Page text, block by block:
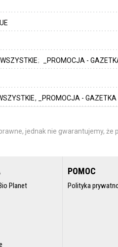
_WSZYSTKIE _PROMOCJA -
_PROMOCJA - GAZETKA
jednak nie gwarantujemy,
Planet
POMOC
Polityka